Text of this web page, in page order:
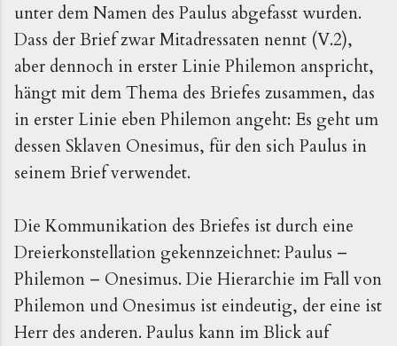
unter dem Namen des Paulus abgefasst wurden.
Dass der Brief zwar Mitadressaten nennt (V.2),
aber dennoch in erster Linie Philemon anspricht,
hängt mit dem Thema des Briefes zusammen, das
in erster Linie eben Philemon angeht: Es geht um
dessen Sklaven Onesimus, für den sich Paulus in
seinem Brief verwendet.
Die Kommunikation des Briefes ist durch eine
Dreierkonstellation gekennzeichnet: Paulus –
Philemon – Onesimus. Die Hierarchie im Fall von
Philemon und Onesimus ist eindeutig, der eine ist
Herr des anderen. Paulus kann im Blick auf